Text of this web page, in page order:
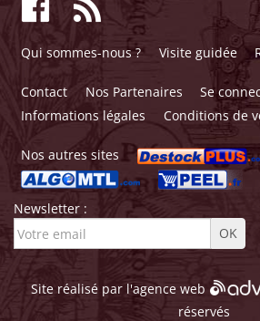
Qui sommes-nous ? Visite guidée
Contact Nos Partenaires Se
Informations légales
Conditions de
Nos autres sites
Newsletter :
Site réalisé par l'agence web
réservés